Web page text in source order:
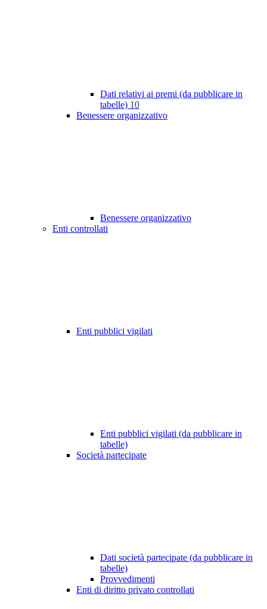
Dati relativi ai premi (da pubblicare in
tabelle) 10
Benessere organizzativo
Benessere organizzativo
Enti controllati
Enti pubblici vigilati
Enti pubblici vigilati (da pubblicare in
tabelle)
Società partecipate
Dati società partecipate (da pubblicare in
tabelle)
Provvedimenti
Enti di diritto privato controllati